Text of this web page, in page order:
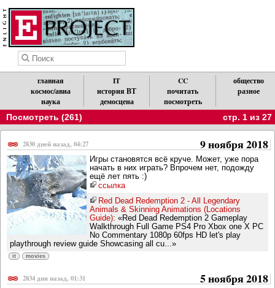
главная
космос/авиа
наука
IT
история ВТ
демосцена
CC
почитать
посмотреть
общество
разное
Посмотреть (261) стр. 1 из 27
2830 дней назад, 04:27 9 ноября 2018
Игры становятся всё круче. Может, уже пора
начать в них играть? Впрочем нет, подожду
ещё лет пять :)
ссылка
Red Dead Redemption 2 - All Legendary
Animals & Skinning Animations (Locations
Guide): «Red Dead Redemption 2 Gameplay
Walkthrough Full Game PS4 Pro Xbox one X PC
No Commentary 1080p 60fps HD let's play
playthrough review guide Showcasing all cu...»
it movies
2834 дня назад, 01:31 5 ноября 2018